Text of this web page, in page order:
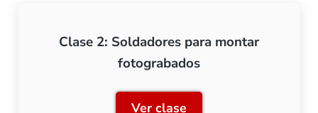
Clase 2: Soldadores para montar
fotograbados
Ver clase